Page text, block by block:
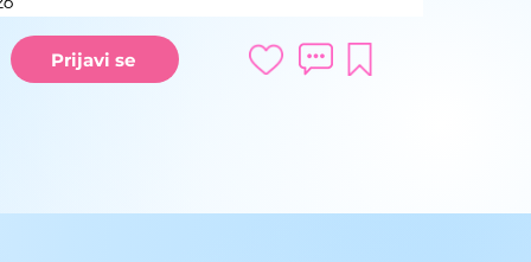
Prijavi se